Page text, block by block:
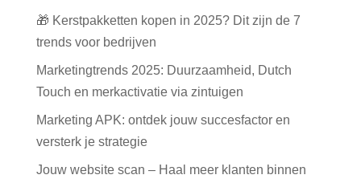
🎁 Kerstpakketten kopen in 2025? Dit zijn de 7
trends voor bedrijven
Marketingtrends 2025: Duurzaamheid, Dutch
Touch en merkactivatie via zintuigen
Marketing APK: ontdek jouw succesfactor en
versterk je strategie
Jouw website scan – Haal meer klanten binnen